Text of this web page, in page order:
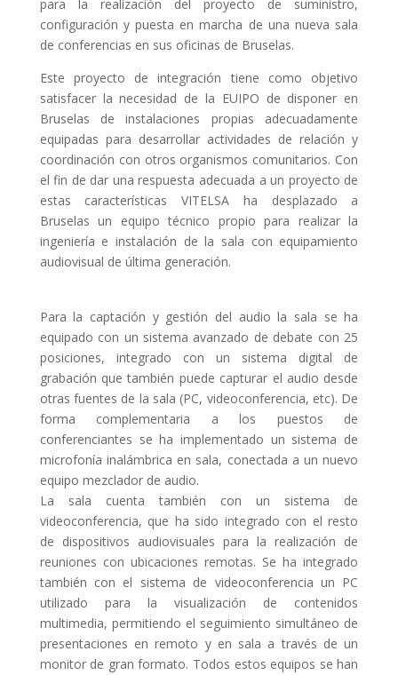
para la realización del proyecto de suministro,
configuración y puesta en marcha de una nueva sala
de conferencias en sus oficinas de Bruselas.
Este proyecto de integración tiene como objetivo
satisfacer la necesidad de la EUIPO de disponer en
Bruselas de instalaciones propias adecuadamente
equipadas para desarrollar actividades de relación y
coordinación con otros organismos comunitarios. Con
el fin de dar una respuesta adecuada a un proyecto de
estas características VITELSA ha desplazado a
Bruselas un equipo técnico propio para realizar la
ingeniería e instalación de la sala con equipamiento
audiovisual de última generación.
Para la captación y gestión del audio la sala se ha
equipado con un sistema avanzado de debate con 25
posiciones, integrado con un sistema digital de
grabación que también puede capturar el audio desde
otras fuentes de la sala (PC, videoconferencia, etc). De
forma complementaria a los puestos de
conferenciantes se ha implementado un sistema de
microfonía inalámbrica en sala, conectada a un nuevo
equipo mezclador de audio.
La sala cuenta también con un sistema de
videoconferencia, que ha sido integrado con el resto
de dispositivos audiovisuales para la realización de
reuniones con ubicaciones remotas. Se ha integrado
también con el sistema de videoconferencia un PC
utilizado para la visualización de contenidos
multimedia, permitiendo el seguimiento simultáneo de
presentaciones en remoto y en sala a través de un
monitor de gran formato. Todos estos equipos se han